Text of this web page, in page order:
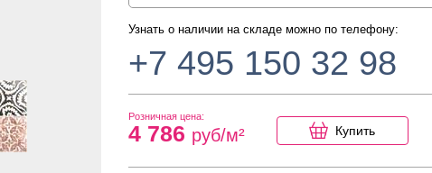
Узнать о наличии на складе можно по телефону:
+7 495 150 32 98
Розничная цена:
4 786 руб/м² Купить